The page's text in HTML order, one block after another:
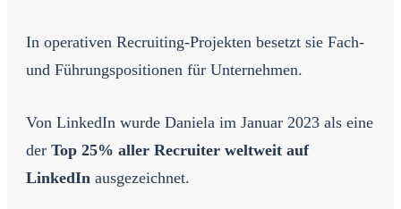
In operativen Recruiting-Projekten besetzt sie Fach-
und Führungspositionen für Unternehmen.
Von LinkedIn wurde Daniela im Januar 2023 als eine
der Top 25% aller Recruiter weltweit auf
LinkedIn ausgezeichnet.